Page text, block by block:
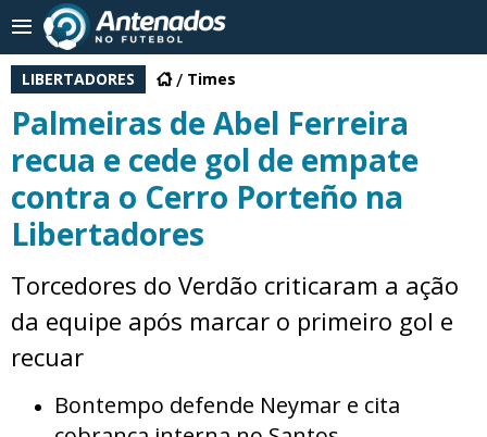
LIBERTADORES Times
Palmeiras de Abel Ferreira
recua e cede gol de empate
contra o Cerro Porteño na
Libertadores
Torcedores do Verdão criticaram a ação
da equipe após marcar o primeiro gol e
recuar
Bontempo defende Neymar e cita